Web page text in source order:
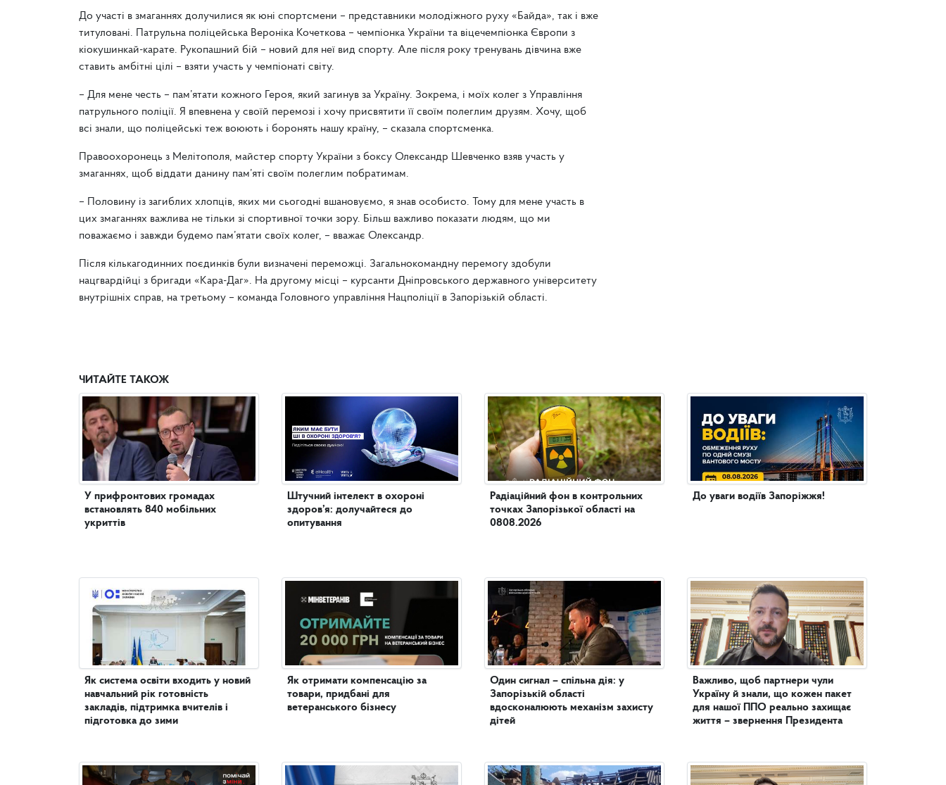
До участі в змаганнях долучилися як юні спортсмени – представники молодіжного руху «Байда», так і вже
титуловані. Патрульна поліцейська Вероніка Кочеткова – чемпіонка України та віцечемпіонка Європи з
кіокушинкай-карате. Рукопашний бій – новий для неї вид спорту. Але після року тренувань дівчина вже
ставить амбітні цілі – взяти участь у чемпіонаті світу.
– Для мене честь – пам’ятати кожного Героя, який загинув за Україну. Зокрема, і моїх колег з Управління
патрульного поліції. Я впевнена у своїй перемозі і хочу присвятити її своїм полеглим друзям. Хочу, щоб
всі знали, що поліцейські теж воюють і боронять нашу країну, – сказала спортсменка.
Правоохоронець з Мелітополя, майстер спорту України з боксу Олександр Шевченко взяв участь у
змаганнях, щоб віддати данину пам’яті своїм полеглим побратимам.
– Половину із загиблих хлопців, яких ми сьогодні вшановуємо, я знав особисто. Тому для мене участь в
цих змаганнях важлива не тільки зі спортивної точки зору. Більш важливо показати людям, що ми
поважаємо і завжди будемо пам’ятати своїх колег, – вважає Олександр.
Після кількагодинних поєдинків були визначені переможці. Загальнокомандну перемогу здобули
нацгвардійці з бригади «Кара-Даг». На другому місці – курсанти Дніпровського державного університету
внутрішніх справ, на третьому – команда Головного управління Нацполіції в Запорізькій області.
ЧИТАЙТЕ ТАКОЖ
У прифронтових громадах
встановлять 840 мобільних
укриттів
Як система освіти входить у новий
навчальний рік готовність
закладів, підтримка вчителів і
підготовка до зими
Штучний інтелект в охороні
здоров’я: долучайтеся до
опитування
Як отримати компенсацію за
товари, придбані для
ветеранського бізнесу
Радіаційний фон в контрольних
точках Запорізької області на
0808.2026
Один сигнал – спільна дія: у
Запорізькій області
вдосконалюють механізм захисту
дітей
До уваги водіїв Запоріжжя!
Важливо, щоб партнери чули
Україну й знали, що кожен пакет
для нашої ППО реально захищає
життя – звернення Президента